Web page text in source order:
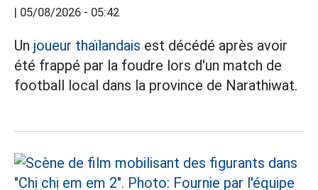
| 05/08/2026 - 05:42
Un joueur thaïlandais est décédé après avoir
été frappé par la foudre lors d'un match de
football local dans la province de Narathiwat.